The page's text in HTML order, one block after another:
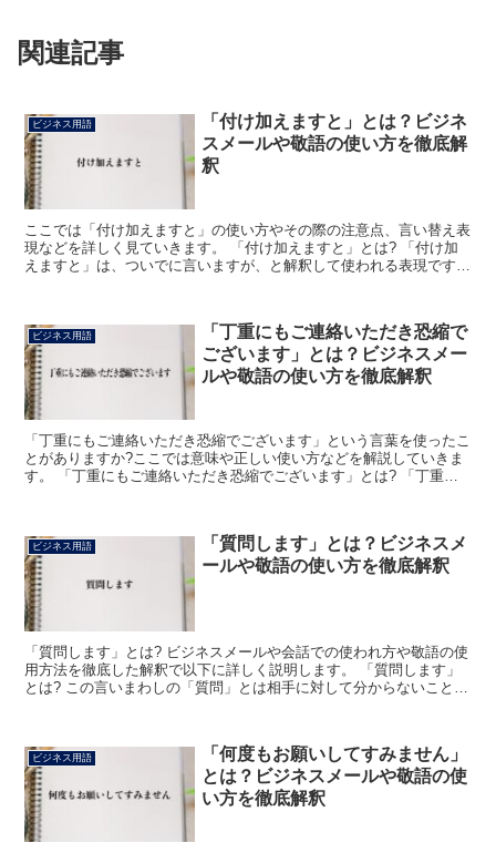
関連記事
ビジネス用語
「付け加えますと」とは？ビジネ
スメールや敬語の使い方を徹底解
釈
ここでは「付け加えますと」の使い方やその際の注意点、言い替え表
現などを詳しく見ていきます。 「付け加えますと」とは? 「付け加
えますと」は、ついでに言いますが、と解釈して使われる表現です。
ビジネス用語
「丁重にもご連絡いただき恐縮で
ございます」とは？ビジネスメー
ルや敬語の使い方を徹底解釈
「丁重にもご連絡いただき恐縮でございます」という言葉を使ったこ
とがありますか?ここでは意味や正しい使い方などを解説していきま
す。 「丁重にもご連絡いただき恐縮でございます」とは? 「丁重」
ビジネス用語
「質問します」とは？ビジネスメ
ールや敬語の使い方を徹底解釈
「質問します」とは? ビジネスメールや会話での使われ方や敬語の使
用方法を徹底した解釈で以下に詳しく説明します。 「質問します」
とは? この言いまわしの「質問」とは相手に対して分からないことや
ビジネス用語
「何度もお願いしてすみません」
とは？ビジネスメールや敬語の使
い方を徹底解釈